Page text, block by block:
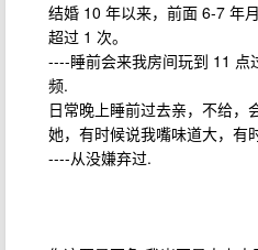
结婚 10 年以来，前面 6-7 年
超过 1 次。
----睡前会来我房间玩到 11 点
频.
日常晚上睡前过去亲，不给，
她，有时候说我嘴味道大，有
----从没嫌弃过.